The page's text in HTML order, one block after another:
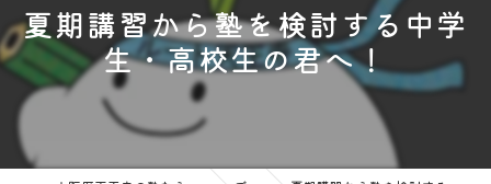
夏期講習から塾を検討する中学
生・高校生の君へ！